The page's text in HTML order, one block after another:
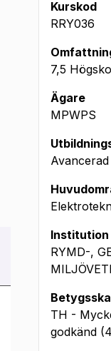
Kurskod
RRY036
7,5
Ägare
MPWPS
Institution
RYMD-,
TH -
godkänd